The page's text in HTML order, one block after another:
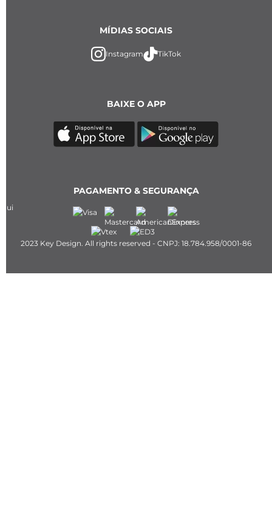
BAIXE O APP
MÍDIAS SOCIAIS
Instagram TikTok
PAGAMENTO & SEGURANÇA
2023 Key Design. All rights reserved - CNPJ: 18.784.958/0001-86